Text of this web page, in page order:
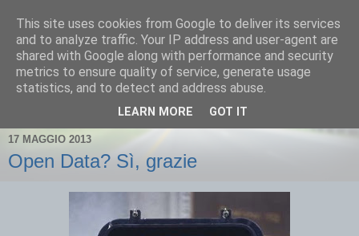
17 MAGGIO 2013
Open Data? Sì, grazie
This site uses cookies from Google to deliver its services
and to analyze traffic. Your IP address and user-agent are
shared with Google along with performance and security
metrics to ensure quality of service, generate usage
statistics, and to detect and address abuse.
LEARN MORE GOT IT